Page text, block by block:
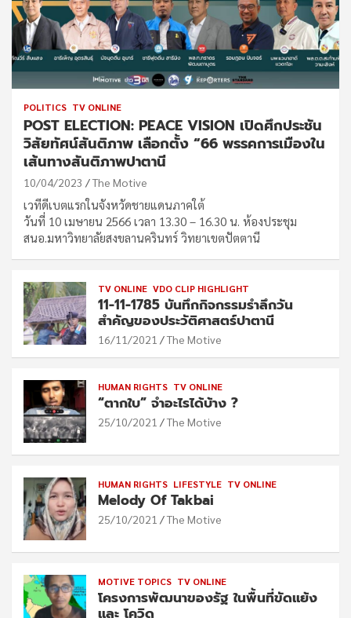
POLITICS TV ONLINE
POST ELECTION: PEACE VISION เปิดศึกประชัน
วิสัยทัศน์สันติภาพ เลือกตั้ง “66 พรรคการเมืองใน
เส้นทางสันติภาพปาตานี
10/04/2023 The Motive
เวทีดีเบตแรกในจังหวัดชายแดนภาคใต้
วันที่ 10 เมษายน 2566 เวลา 13.30 – 16.30 น. ห้องประชุม
สนอ.มหาวิทยาลัยสงขลานครินทร์ วิทยาเขตปัตตานี
TV ONLINE VDO CLIP HIGHLIGHT
11-11-1785 บันทึกกิจกรรมรำลึกวัน
สำคัญของประวัติศาสตร์ปาตานี
16/11/2021 The Motive
HUMAN RIGHTS TV ONLINE
“ตากใบ” จำอะไรได้บ้าง ?
25/10/2021 The Motive
HUMAN RIGHTS LIFESTYLE TV ONLINE
Melody Of Takbai
25/10/2021 The Motive
MOTIVE TOPICS TV ONLINE
โครงการพัฒนาของรัฐ ในพื้นที่ขัดแย้ง
และ โควิด